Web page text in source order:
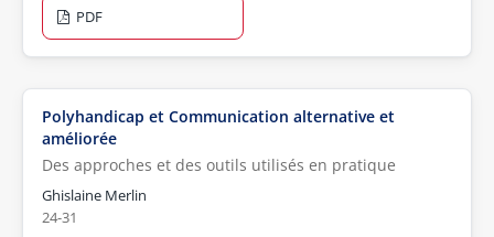
PDF
Polyhandicap et Communication alternative et
améliorée
Des approches et des outils utilisés en pratique
Ghislaine Merlin
24-31